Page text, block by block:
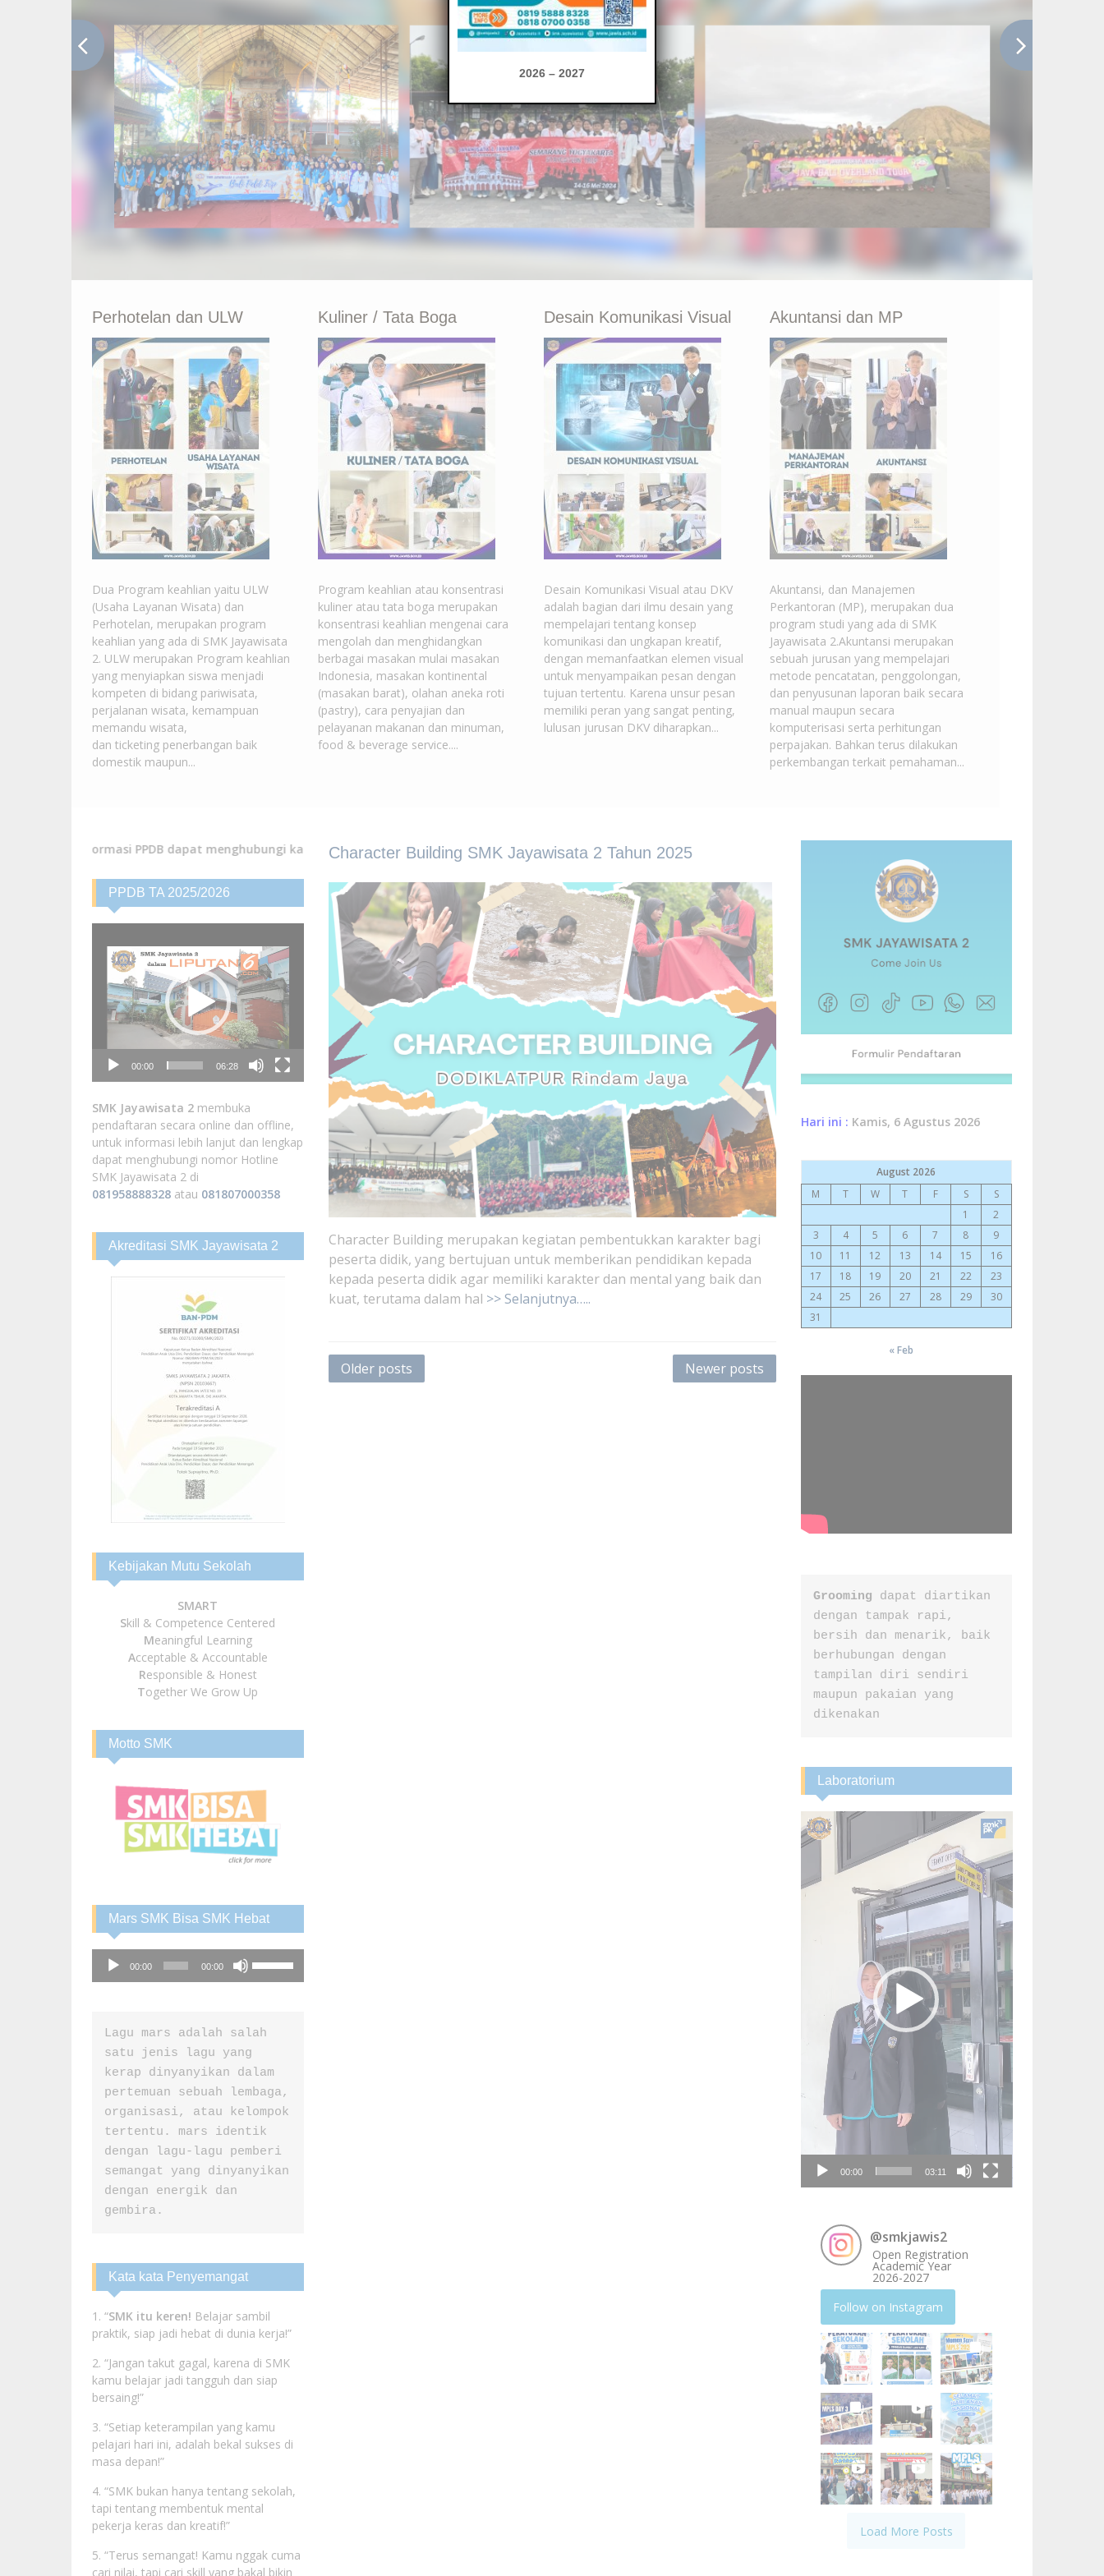
Perhotelan dan ULW
Dua Program keahlian yaitu ULW
(Usaha Layanan Wisata) dan
Perhotelan, merupakan program
keahlian yang ada di SMK Jayawisata
2. ULW merupakan Program keahlian
yang menyiapkan siswa menjadi
kompeten di bidang pariwisata,
perjalanan wisata, kemampuan
memandu wisata,
dan ticketing penerbangan baik
domestik maupun...
Kuliner / Tata Boga
Program keahlian atau konsentrasi
kuliner atau tata boga merupakan
konsentrasi keahlian mengenai cara
mengolah dan menghidangkan
berbagai masakan mulai masakan
Indonesia, masakan kontinental
(masakan barat), olahan aneka roti
(pastry), cara penyajian dan
pelayanan makanan dan minuman,
food & beverage service....
Desain Komunikasi Visual
Desain Komunikasi Visual atau DKV
adalah bagian dari ilmu desain yang
mempelajari tentang konsep
komunikasi dan ungkapan kreatif,
dengan memanfaatkan elemen visual
untuk menyampaikan pesan dengan
tujuan tertentu. Karena unsur pesan
memiliki peran yang sangat penting,
lulusan jurusan DKV diharapkan...
Akuntansi dan MP
Akuntansi, dan Manajemen
Perkantoran (MP), merupakan dua
program studi yang ada di SMK
Jayawisata 2.Akuntansi merupakan
sebuah jurusan yang mempelajari
metode pencatatan, penggolongan,
dan penyusunan laporan baik secara
manual maupun secara
komputerisasi serta perhitungan
perpajakan. Bahkan terus dilakukan
perkembangan terkait pemahaman...
Character Building SMK Jayawisata 2 Tahun 2025
Character Building merupakan kegiatan pembentukkan karakter bagi
peserta didik, yang bertujuan untuk memberikan pendidikan kepada
kepada peserta didik agar memiliki karakter dan mental yang baik dan
kuat, terutama dalam hal >> Selanjutnya…..
Posts
Older posts Newer posts
PPDB dapat menghubungi kami via telpon atau WA 0819 5888 8328 atau 0818 0 7000 358
PPDB TA 2025/2026
Player
00:00 06:28
SMK Jayawisata 2 membuka
pendaftaran secara online dan offline,
untuk informasi lebih lanjut dan lengkap
dapat menghubungi nomor Hotline
SMK Jayawisata 2 di
081958888328 atau 081807000358
Akreditasi SMK Jayawisata 2
Kebijakan Mutu Sekolah
SMART
Skill & Competence Centered
Meaningful Learning
Acceptable & Accountable
Responsible & Honest
Together We Grow Up
Motto SMK
Mars SMK Bisa SMK Hebat
Audio
Player
00:00 00:00
to
or
decrease
volume.
Lagu mars adalah salah
satu jenis lagu yang
kerap dinyanyikan dalam
pertemuan sebuah lembaga,
organisasi, atau kelompok
tertentu. mars identik
dengan lagu-lagu pemberi
semangat yang dinyanyikan
dengan energik dan
gembira.
Kata kata Penyemangat
1. “SMK itu keren! Belajar sambil
praktik, siap jadi hebat di dunia kerja!”
2. “Jangan takut gagal, karena di SMK
kamu belajar jadi tangguh dan siap
bersaing!”
3. “Setiap keterampilan yang kamu
pelajari hari ini, adalah bekal sukses di
masa depan!”
4. “SMK bukan hanya tentang sekolah,
tapi tentang membentuk mental
pekerja keras dan kreatif!”
5. “Terus semangat! Kamu nggak cuma
cari nilai, tapi cari skill yang bakal bikin
Hari ini : Kamis, 6 Agustus 2026
August 2026
M
T W T F S
S
1
2
3
4 5 6 7 8
9
10
11 12 13 14 15
16
17
18 19 20 21 22
23
24
25 26 27 28 29
30
31
« Feb
Grooming dapat diartikan
dengan tampak rapi,
bersih dan menarik, baik
berhubungan dengan
tampilan diri sendiri
maupun pakaian yang
dikenakan
Laboratorium
Video
Player
00:00 03:11
@smkjawis2
Open Registration
Academic Year
2026-2027
Follow on Instagram
Load More Posts
2026 – 2027